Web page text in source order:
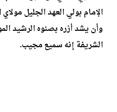
الإمام بولي العهد الجليل
وأن يشد أزره بصنوه الرشيد
الشريفة إنه سميع مجيب.